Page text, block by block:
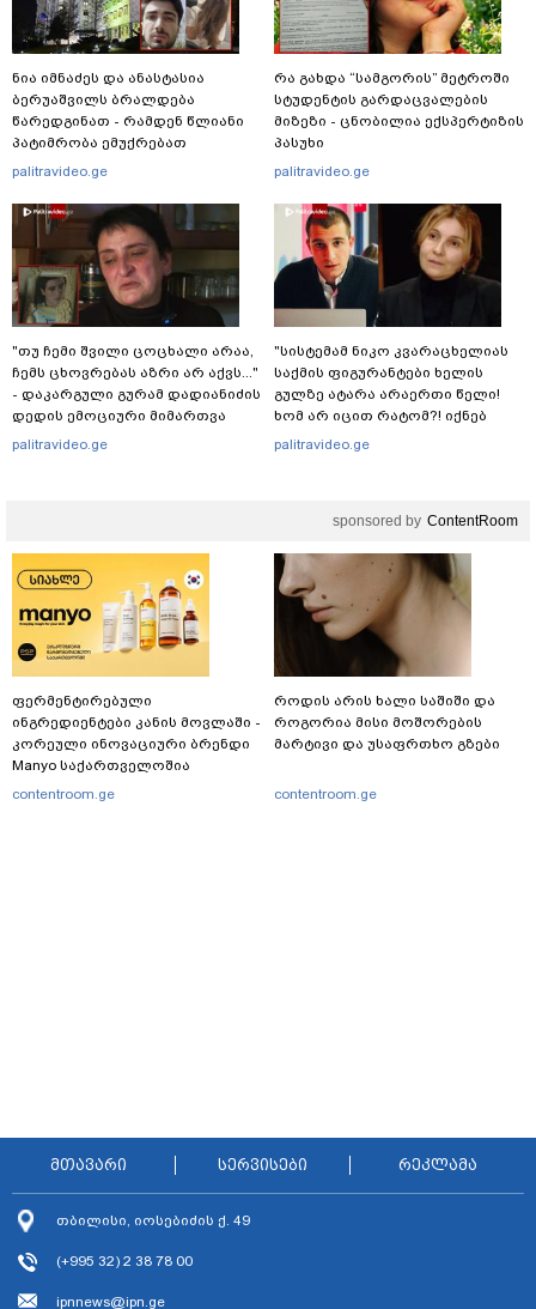
ნია იმნაძეს და ანასტასია
ბერუაშვილს ბრალდება
წარედგინათ - რამდენ წლიანი
პატიმრობა ემუქრებათ
არასრულწლოვნებს?
palitravideo.ge
"თუ ჩემი შვილი ცოცხალი არაა,
ჩემს ცხოვრებას აზრი არ აქვს..."
- დაკარგული გურამ დადიანიძის
დედის ემოციური მიმართვა
palitravideo.ge
რა გახდა “სამგორის” მეტროში
სტუდენტის გარდაცვალების
მიზეზი - ცნობილია ექსპერტიზის
პასუხი
palitravideo.ge
"სისტემამ ნიკო კვარაცხელიას
საქმის ფიგურანტები ხელის
გულზე ატარა არაერთი წელი!
ხომ არ იცით რატომ?! იქნებ
იმიტომ რომ თავად
palitravideo.ge
sponsored by ContentRoom
ფერმენტირებული
ინგრედიენტები კანის მოვლაში -
კორეული ინოვაციური ბრენდი
Manyo საქართველოშია
contentroom.ge
როდის არის ხალი საშიში და
როგორია მისი მოშორების
მარტივი და უსაფრთხო გზები
contentroom.ge
მთავარი სერვისები რეკლამა
თბილისი, იოსებიძის ქ. 49
(+995 32) 2 38 78 00
ipnnews@ipn.ge